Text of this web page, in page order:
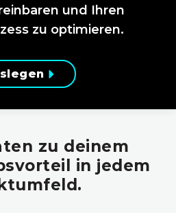
und Ihren
zu optimieren.
zu deinem
in jedem